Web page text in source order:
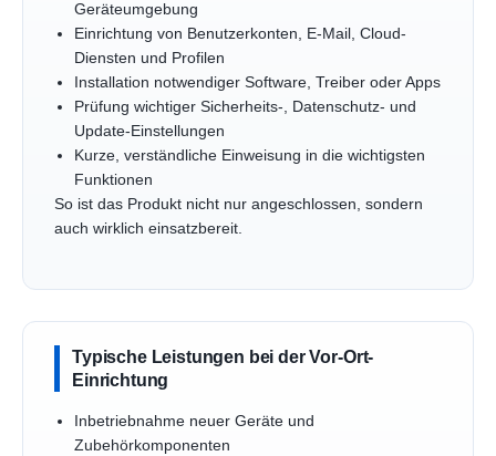
Geräteumgebung
Einrichtung von Benutzerkonten, E-Mail, Cloud-
Diensten und Profilen
Installation notwendiger Software, Treiber oder Apps
Prüfung wichtiger Sicherheits-, Datenschutz- und
Update-Einstellungen
Kurze, verständliche Einweisung in die wichtigsten
Funktionen
So ist das Produkt nicht nur angeschlossen, sondern
auch wirklich einsatzbereit.
Typische Leistungen bei der Vor-Ort-
Einrichtung
Inbetriebnahme neuer Geräte und
Zubehörkomponenten